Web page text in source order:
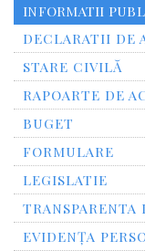
INFORMATII
DECLARATII DE
STARE CIVILĂ
RAPOARTE DE
BUGET
FORMULARE
LEGISLATIE
TRANSPARENTA
EVIDENȚA